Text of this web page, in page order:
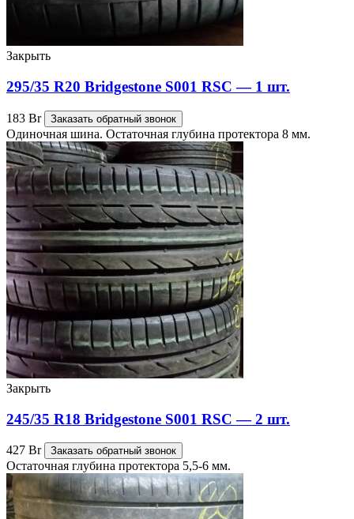
Закрыть
295/35 R20 Bridgestone S001 RSC — 1 шт.
183 Br Заказать обратный звонок
Одиночная шина. Остаточная глубина протектора 8 мм.
Закрыть
245/35 R18 Bridgestone S001 RSC — 2 шт.
427 Br Заказать обратный звонок
Остаточная глубина протектора 5,5-6 мм.